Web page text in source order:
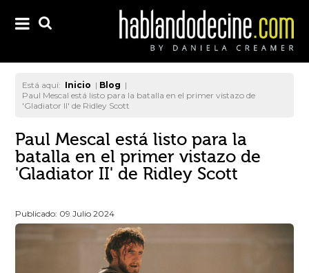
Está aquí: Inicio | Blog |
Paul Mescal está listo para la batalla en el primer vistazo de
'Gladiator II' de Ridley Scott
Paul Mescal está listo para la
batalla en el primer vistazo de
'Gladiator II' de Ridley Scott
Publicado: 09 Julio 2024